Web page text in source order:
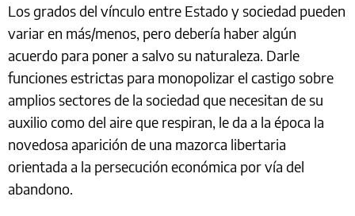
Los grados del vínculo entre Estado y sociedad pueden
variar en más/menos, pero debería haber algún
acuerdo para poner a salvo su naturaleza. Darle
funciones estrictas para monopolizar el castigo sobre
amplios sectores de la sociedad que necesitan de su
auxilio como del aire que respiran, le da a la época la
novedosa aparición de una mazorca libertaria
orientada a la persecución económica por vía del
abandono.